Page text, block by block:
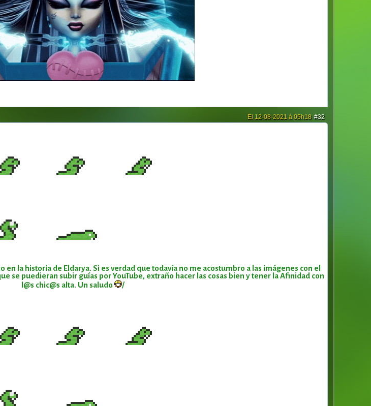
#32
El 12-08-2021 à 05h18
en la historia de Eldarya. Si es verdad que todavía no me acostumbro a las imágenes con el
se puedieran subir guías por YouTube, extraño hacer las cosas bien y tener la Afinidad con
l@s chic@s alta. Un saludo
/